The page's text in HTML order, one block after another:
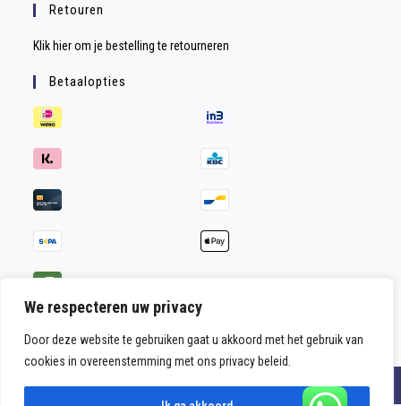
We respecteren uw privacy
Door deze website te gebruiken gaat u akkoord met het gebruik van
cookies in overeenstemming met ons privacy beleid.
Retouren
Klik hier om je bestelling te retourneren
Betaalopties
Copyright 2026 - HippoSupport Hippische Dienstverlening